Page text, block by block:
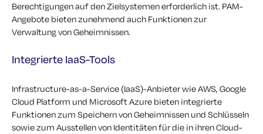
Berechtigungen auf den Zielsystemen erforderlich ist. PAM-
Angebote bieten zunehmend auch Funktionen zur
Verwaltung von Geheimnissen.
Integrierte IaaS-Tools
Infrastructure-as-a-Service (IaaS)-Anbieter wie AWS, Google
Cloud Platform und Microsoft Azure bieten integrierte
Funktionen zum Speichern von Geheimnissen und Schlüsseln
sowie zum Ausstellen von Identitäten für die in ihren Cloud-